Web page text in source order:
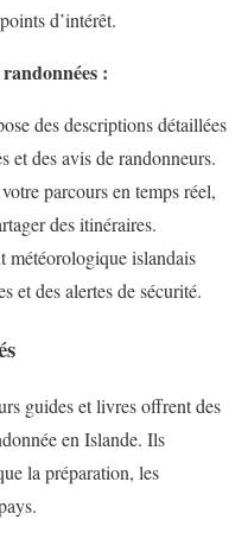
d’intérêt.
:
des descriptions détaillées
et des avis de randonneurs.
parcours en temps réel,
des itinéraires.
météorologique islandais
et des alertes de sécurité.
guides et livres offrent des
en Islande. Ils
la préparation, les